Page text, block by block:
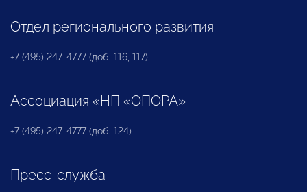
Отдел регионального развития
+7 (495) 247-4777 (доб. 116, 117)
Ассоциация «НП «ОПОРА»
+7 (495) 247-4777 (доб. 124)
Пресс-служба